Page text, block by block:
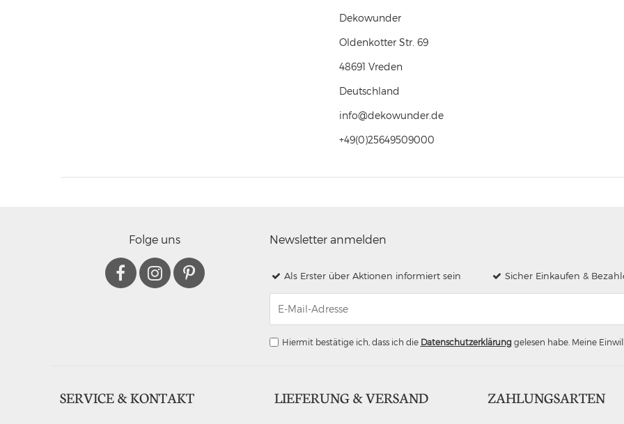
Dekowunder
Oldenkotter Str. 69
48691 Vreden
Deutschland
info@dekowunder.de
+49(0)25649509000
Folge uns Newsletter anmelden
Als Erster über Aktionen informiert sein Sicher Einkaufen &
Hiermit bestätige ich, dass ich die Daten­schutz­erklärunggelesen habe. Meine
SERVICE & KONTAKT LIEFERUNG & VERSAND ZAHLUNGSARTEN